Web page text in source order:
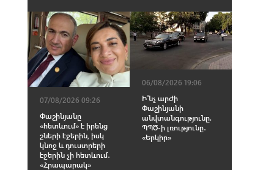
07/08/2026 09:26
Փաշինյանը
«հետևում» է իրենց
շների էջերին, իսկ
կնոջ և դուստրերի
էջերին չի հետևում․
«Հրապարակ»
06/08/2026 19:06
Ի՞նչ արժի
Փաշինյանի
անվտանգությունը.
ՊՊԾ-ի լռությունը․
«Երկիր»